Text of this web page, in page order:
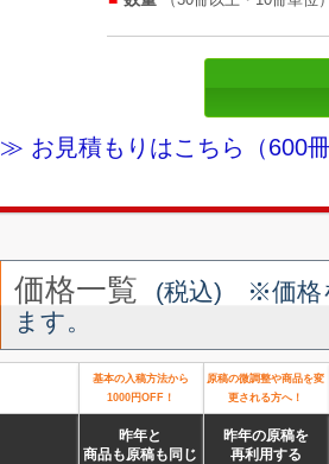
≫ お見積もりはこちら（600
価格一覧
(税込) ※価格
ます。
基本の入稿方法から
1000円OFF！
原稿の微調整や商品を変
更される方へ！
昨年と
商品も原稿も同じ
昨年の原稿を
再利用する